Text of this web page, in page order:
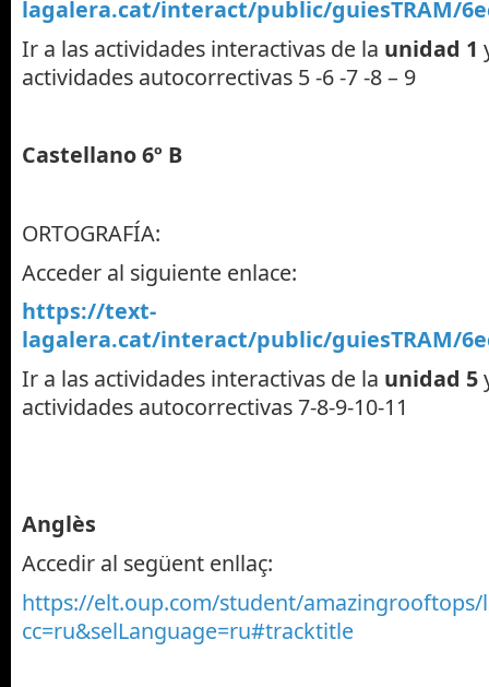
lagalera.cat/interact/public/guiesTRAM/
Ir a las actividades interactivas de la unidad 1
actividades autocorrectivas 5 -6 -7 -8 – 9
Castellano 6º B
ORTOGRAFÍA:
Acceder al siguiente enlace:
https://text-
lagalera.cat/interact/public/guiesTRAM/
Ir a las actividades interactivas de la unidad 5
actividades autocorrectivas 7-8-9-10-11
Anglès
Accedir al següent enllaç:
https://elt.oup.com/student/amazingrooftops/
cc=ru&selLanguage=ru#tracktitle